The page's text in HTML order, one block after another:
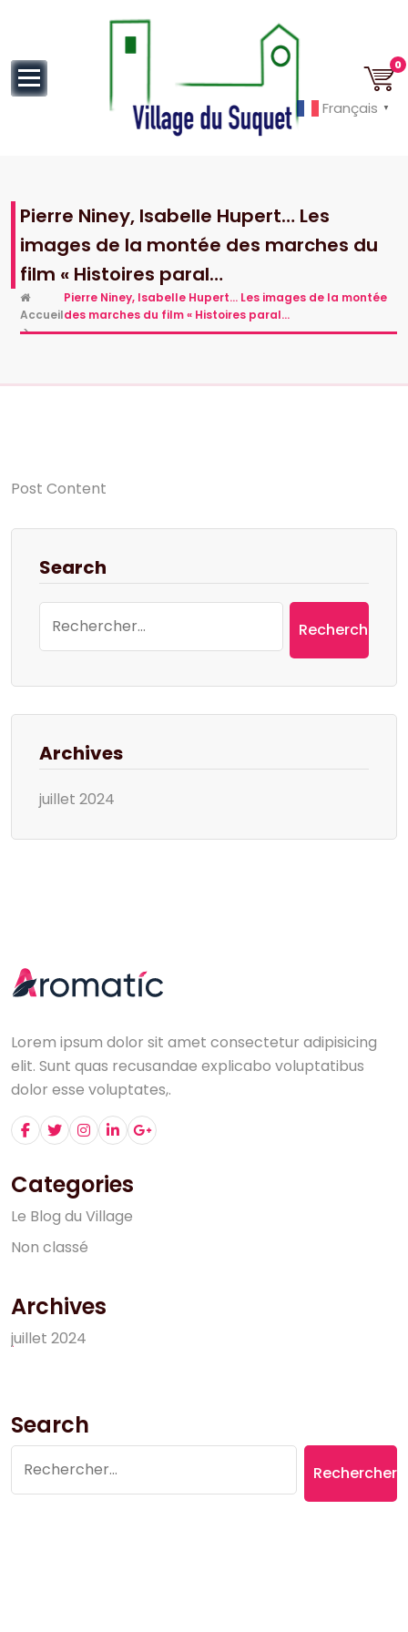
0
Pierre Niney, Isabelle Hupert… Les
images de la montée des marches du
film « Histoires paral…
Accueil
>
Pierre Niney, Isabelle Hupert… Les images de la montée
des marches du film « Histoires paral…
Post Content
Search
Archives
juillet 2024
Lorem ipsum dolor sit amet consectetur adipisicing
elit. Sunt quas recusandae explicabo voluptatibus
dolor esse voluptates,.
Categories
Le Blog du Village
Non classé
Archives
juillet 2024
Search
Français ▼